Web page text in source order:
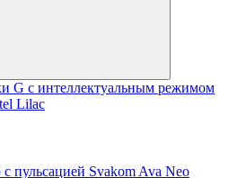
G с интеллектуальным режимом
Lilac